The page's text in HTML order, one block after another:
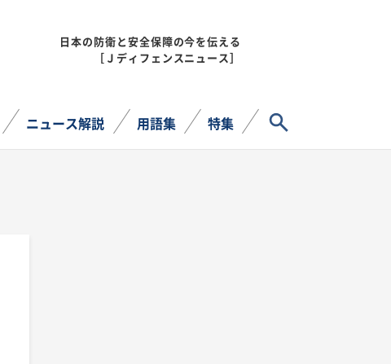
日本の防衛と安全保障の今を伝える
［Ｊディフェンスニュース］
ニュース解説 用語集 特集